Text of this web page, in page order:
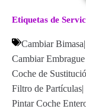
Etiquetas de
Cambiar Bimasa|
Cambiar
Coche de
Filtro de Partículas|
Pintar Coche